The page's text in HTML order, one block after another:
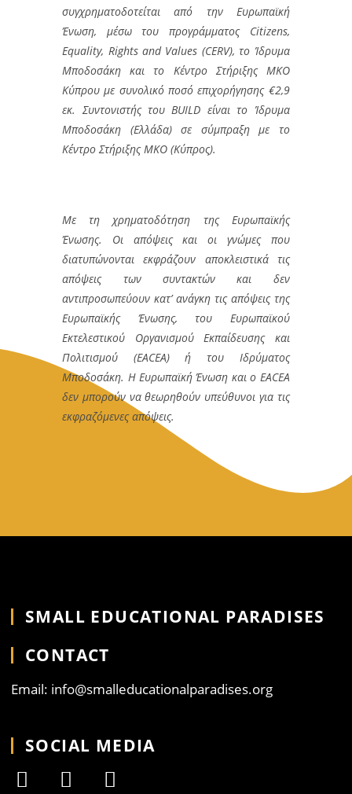
συγχρηματοδοτείται από την Ευρωπαϊκή
Ένωση, μέσω του προγράμματος Citizens,
Equality, Rights and Values (CERV), το Ίδρυμα
Μποδοσάκη και το Κέντρο Στήριξης ΜΚΟ
Κύπρου με συνολικό ποσό επιχορήγησης €2,9
εκ. Συντονιστής του BUILD είναι το Ίδρυμα
Μποδοσάκη (Ελλάδα) σε σύμπραξη με το
Κέντρο Στήριξης ΜΚΟ (Κύπρος).
Με τη χρηματοδότηση της Ευρωπαϊκής
Ένωσης. Οι απόψεις και οι γνώμες που
διατυπώνονται εκφράζουν αποκλειστικά τις
απόψεις των συντακτών και δεν
αντιπροσωπεύουν κατ’ ανάγκη τις απόψεις της
Ευρωπαϊκής Ένωσης, του Ευρωπαϊκού
Εκτελεστικού Οργανισμού Εκπαίδευσης και
Πολιτισμού (EACEA) ή του Ιδρύματος
Μποδοσάκη. Η Ευρωπαϊκή Ένωση και ο EACEA
δεν μπορούν να θεωρηθούν υπεύθυνοι για τις
εκφραζόμενες απόψεις.
SMALL EDUCATIONAL PARADISES
CONTACT
Email: info@smalleducationalparadises.org
SOCIAL MEDIA